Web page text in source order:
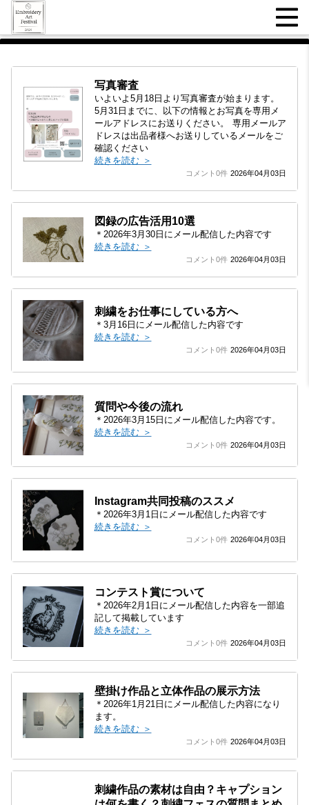
写真審査
いよいよ5月18日より写真審査が始まります。
5月31日までに、以下の情報とお写真を専用メ
ールアドレスにお送りください。 専用メールア
ドレスは出品者様へお送りしているメールをご
確認ください
続きを読む ＞
コメント0件 2026年04月03日
図録の広告活用10選
＊2026年3月30日にメール配信した内容です
続きを読む ＞
コメント0件 2026年04月03日
刺繍をお仕事にしている方へ
＊3月16日にメール配信した内容です
続きを読む ＞
コメント0件 2026年04月03日
質問や今後の流れ
＊2026年3月15日にメール配信した内容です。
続きを読む ＞
コメント0件 2026年04月03日
Instagram共同投稿のススメ
＊2026年3月1日にメール配信した内容です
続きを読む ＞
コメント0件 2026年04月03日
コンテスト賞について
＊2026年2月1日にメール配信した内容を一部追
記して掲載しています
続きを読む ＞
コメント0件 2026年04月03日
壁掛け作品と立体作品の展示方法
＊2026年1月21日にメール配信した内容になり
ます。
続きを読む ＞
コメント0件 2026年04月03日
刺繍作品の素材は自由？キャプション